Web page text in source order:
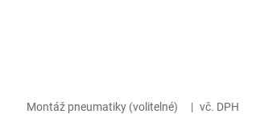
Montáž pneumatiky (volitelné) | vč. DPH